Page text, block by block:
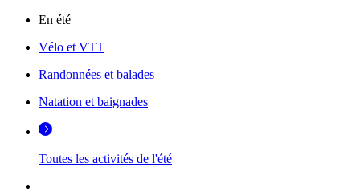
En été
Vélo et VTT
Randonnées et balades
Natation et baignades
Toutes les activités de l'été